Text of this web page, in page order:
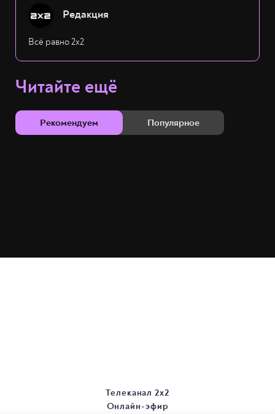
Редакция
Всё равно 2х2
Читайте ещё
Рекомендуем Популярное
Телеканал 2х2
Онлайн-эфир